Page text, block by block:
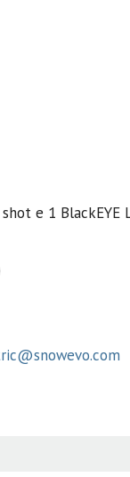
e 1 BlackEYE